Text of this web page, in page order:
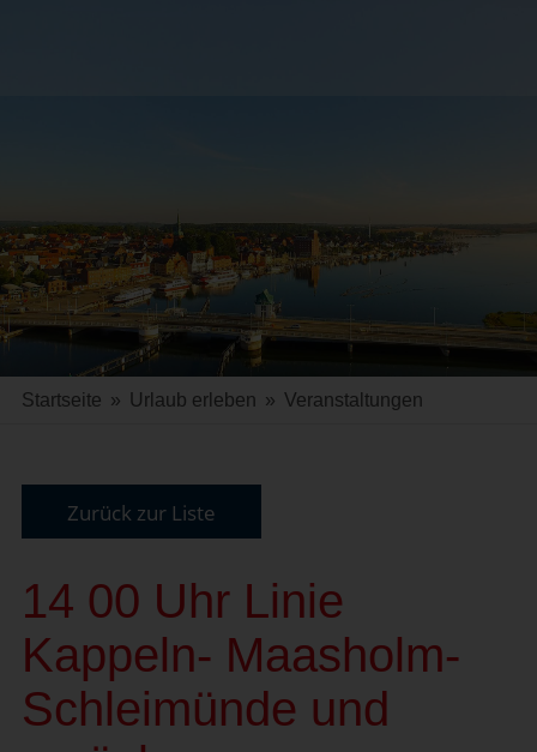
Startseite » Urlaub erleben » Veranstaltungen
Zurück zur Liste
14 00 Uhr Linie
Kappeln- Maasholm-
Schleimünde und